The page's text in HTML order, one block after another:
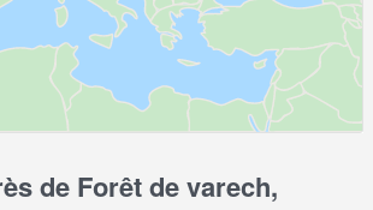
de Forêt de varech,